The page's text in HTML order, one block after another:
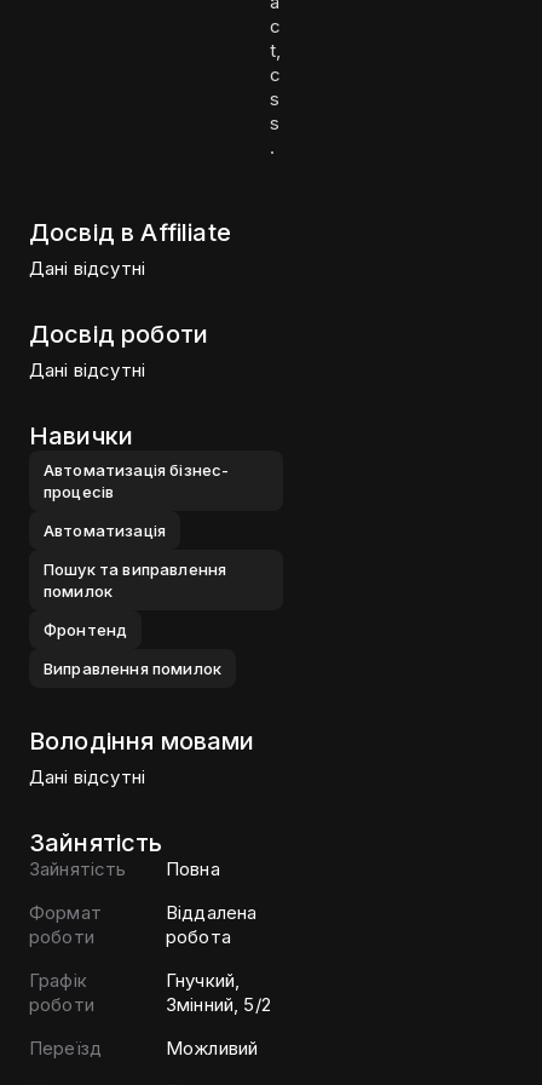
c
t,
c
s
s
.
Досвід в Affiliate
Дані відсутні
Досвід роботи
Дані відсутні
Навички
Автоматизацiя бiзнес-
процесiв
Автоматизацiя
Пошук та виправлення
помилок
Фронтенд
Виправлення помилок
Володіння мовами
Дані відсутні
Зайнятість
Зайнятість
Повна
Формат
роботи
Віддалена
робота
Графік
роботи
Гнучкий,
Змінний, 5/2
Переїзд
Можливий